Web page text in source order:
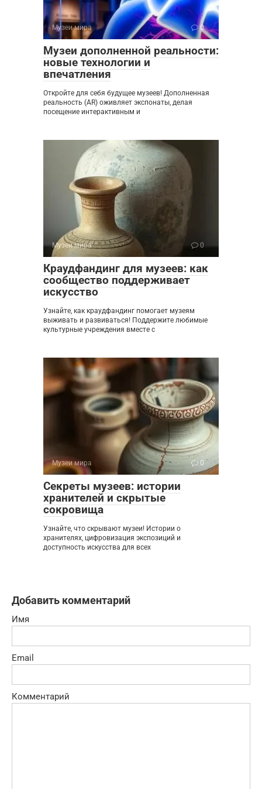
Музеи мира 0
Музеи дополненной реальности:
новые технологии и
впечатления
Откройте для себя будущее музеев! Дополненная
реальность (AR) оживляет экспонаты, делая
посещение интерактивным и
Музеи мира 0
Краудфандинг для музеев: как
сообщество поддерживает
искусство
Узнайте, как краудфандинг помогает музеям
выживать и развиваться! Поддержите любимые
культурные учреждения вместе с
Музеи мира 0
Секреты музеев: истории
хранителей и скрытые
сокровища
Узнайте, что скрывают музеи! Истории о
хранителях, цифровизация экспозиций и
доступность искусства для всех
Добавить комментарий
Имя
Email
Комментарий